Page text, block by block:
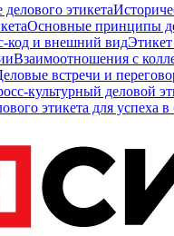
этикета
Основные принципы
код и внешний видЭтикет
Взаимоотношения с
встречи и
культурный деловой
этикета для успеха в